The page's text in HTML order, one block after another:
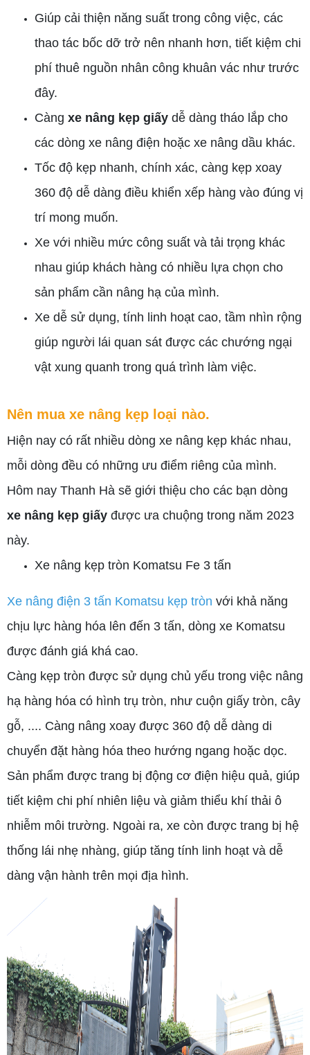
Giúp cải thiện năng suất trong công việc, các
thao tác bốc dỡ trở nên nhanh hơn, tiết kiệm chi
phí thuê nguồn nhân công khuân vác như trước
đây.
Càng xe nâng kẹp giấy dễ dàng tháo lắp cho
các dòng xe nâng điện hoặc xe nâng dầu khác.
Tốc độ kẹp nhanh, chính xác, càng kẹp xoay
360 độ dễ dàng điều khiển xếp hàng vào đúng vị
trí mong muốn.
Xe với nhiều mức công suất và tải trọng khác
nhau giúp khách hàng có nhiều lựa chọn cho
sản phẩm cần nâng hạ của mình.
Xe dễ sử dụng, tính linh hoạt cao, tầm nhìn rộng
giúp người lái quan sát được các chướng ngại
vật xung quanh trong quá trình làm việc.
Nên mua xe nâng kẹp loại nào.
Hiện nay có rất nhiều dòng xe nâng kẹp khác nhau,
mỗi dòng đều có những ưu điểm riêng của mình.
Hôm nay Thanh Hà sẽ giới thiệu cho các bạn dòng
xe nâng kẹp giấy được ưa chuộng trong năm 2023
này.
Xe nâng kẹp tròn Komatsu Fe 3 tấn
Xe nâng điện 3 tấn Komatsu kẹp tròn với khả năng
chịu lực hàng hóa lên đến 3 tấn, dòng xe Komatsu
được đánh giá khá cao.
Càng kẹp tròn được sử dụng chủ yếu trong việc nâng
hạ hàng hóa có hình trụ tròn, như cuộn giấy tròn, cây
gỗ, .... Càng nâng xoay được 360 độ dễ dàng di
chuyển đặt hàng hóa theo hướng ngang hoặc dọc.
Sản phẩm được trang bị động cơ điện hiệu quả, giúp
tiết kiệm chi phí nhiên liệu và giảm thiểu khí thải ô
nhiễm môi trường. Ngoài ra, xe còn được trang bị hệ
thống lái nhẹ nhàng, giúp tăng tính linh hoạt và dễ
dàng vận hành trên mọi địa hình.